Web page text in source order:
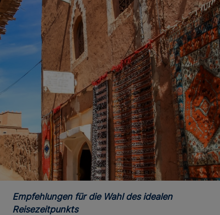
Empfehlungen für die Wahl des idealen
Reisezeitpunkts